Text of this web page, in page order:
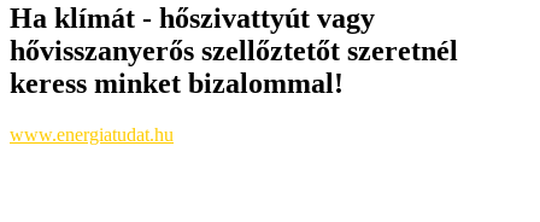
Ha klímát - hőszivattyút vagy
hővisszanyerős szellőztetőt szeretnél
keress minket bizalommal!
www.energiatudat.hu